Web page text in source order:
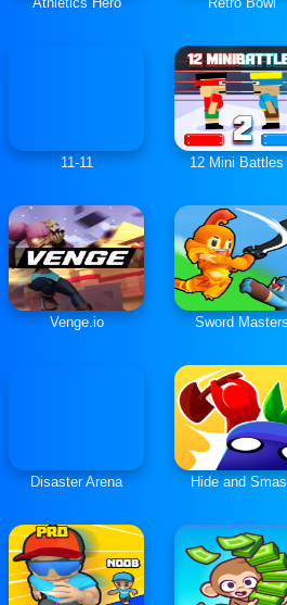
11-11 12 Mini Battles
Venge.io Sword
Disaster Arena Hide and